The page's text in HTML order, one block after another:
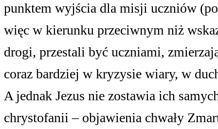
punktem wyjścia dla misji uczniów
więc w kierunku przeciwnym niż
drogi, przestali być uczniami,
coraz bardziej w kryzysie wiary, w
A jednak Jezus nie zostawia ich
chrystofanii – objawienia chwały